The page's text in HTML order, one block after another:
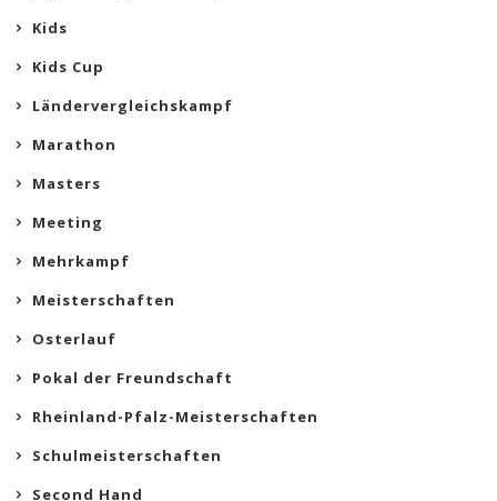
Kids
Kids Cup
Ländervergleichskampf
Marathon
Masters
Meeting
Mehrkampf
Meisterschaften
Osterlauf
Pokal der Freundschaft
Rheinland-Pfalz-Meisterschaften
Schulmeisterschaften
Second Hand